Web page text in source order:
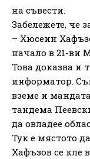
на съвести.
Забележете, че
– Хюсеин
начало в 21-ви
Това доказва и
информатор.
вземе и
тандема
да овладее
Тук е мястото
Хафъзов се кле